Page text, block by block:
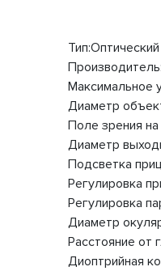
Максимальное
Диаметр
Поле зрения
Диаметр
Подсветка
Регулировка
Регулировка
Диаметр
Расстояние от
Диоптрийная